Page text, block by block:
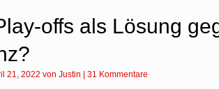
offs als Lösung
21, 2022 von Justin 31 Kommentare